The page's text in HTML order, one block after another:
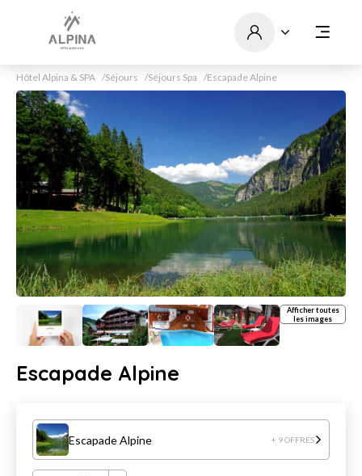
Hôtel Alpina & SPA Séjours Séjours Spa Escapade Alpine
Afficher toutes
les images
Escapade Alpine
Escapade Alpine + 9 OFFRES